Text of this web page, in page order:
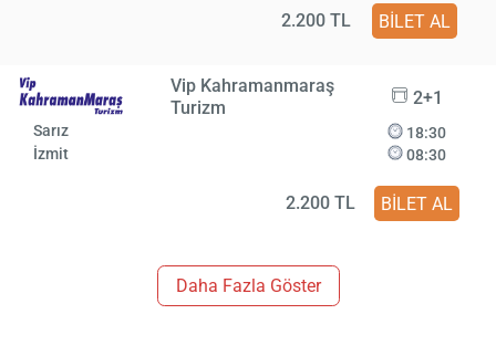
2.200 TL BİLET AL
Vip Kahramanmaraş
Turizm
2+1
Sarız
İzmit
18:30
08:30
2.200 TL BİLET AL
Daha Fazla Göster